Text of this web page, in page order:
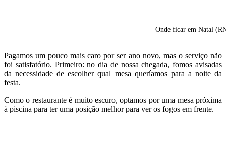
Onde ficar em Natal
Pagamos um pouco mais caro por ser ano novo, mas o serviço não
foi satisfatório. Primeiro: no dia de nossa chegada, fomos avisadas
da necessidade de escolher qual mesa queríamos para a noite da
festa.
Como o restaurante é muito escuro, optamos por uma mesa próxima
à piscina para ter uma posição melhor para ver os fogos em frente.